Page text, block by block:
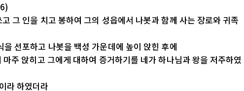
그 인을 치고 봉하여 그의 성읍에서 나봇과 함께 사는 장로와 귀족
선포하고 나봇을 백성 가운데에 높이 앉힌 후에
주 앉히고 그에게 대하여 증거하기를 네가 하나님과 왕을 저주하였
라 하였더라